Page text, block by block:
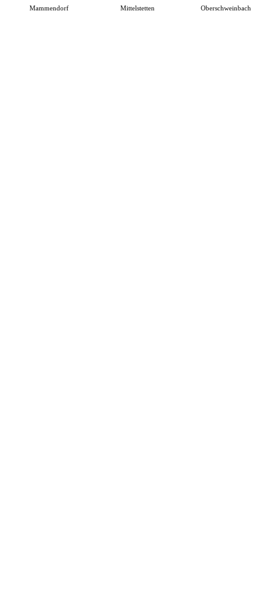
Mammendorf Mittelstetten Oberschweinbach